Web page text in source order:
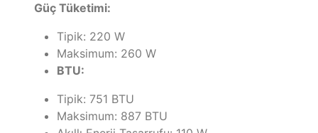
Güç Tüketimi:
Tipik: 220 W
Maksimum: 260 W
BTU:
Tipik: 751 BTU
Maksimum: 887 BTU